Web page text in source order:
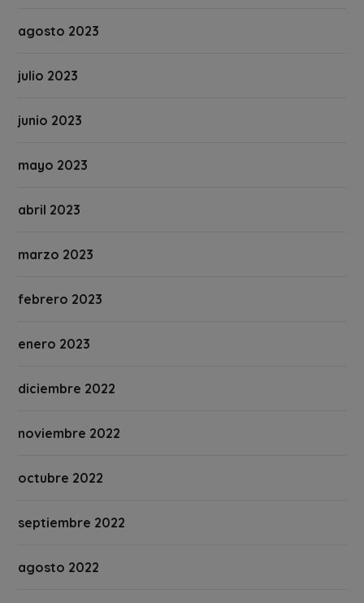
agosto 2023
julio 2023
junio 2023
mayo 2023
abril 2023
marzo 2023
febrero 2023
enero 2023
diciembre 2022
noviembre 2022
octubre 2022
septiembre 2022
agosto 2022